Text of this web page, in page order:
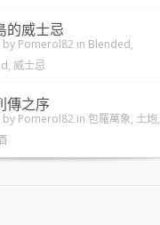
的威士忌
by Pomerol82 in Blended,
, 威士忌
傳之序
by Pomerol82 in 包羅萬象, 土炮,